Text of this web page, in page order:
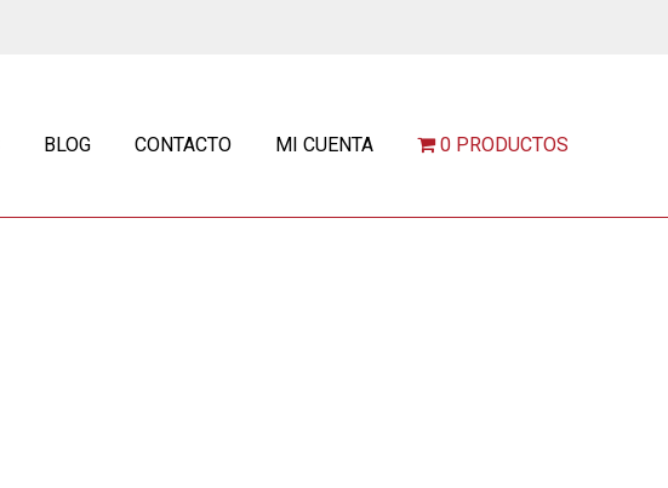
BLOG CONTACTO MI CUENTA 0 PRODUCTOS